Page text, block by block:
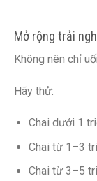
Mở rộng trải
Không nên chỉ
Hãy thử:
Chai dưới 1
Chai từ 1–3
Chai từ 3–5